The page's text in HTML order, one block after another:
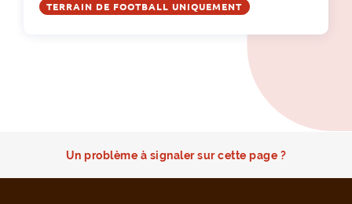
TERRAIN DE FOOTBALL UNIQUEMENT
Un problème à signaler sur cette page ?